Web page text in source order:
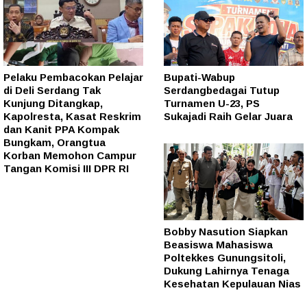
Pelaku Pembacokan Pelajar
di Deli Serdang Tak
Kunjung Ditangkap,
Kapolresta, Kasat Reskrim
dan Kanit PPA Kompak
Bungkam, Orangtua
Korban Memohon Campur
Tangan Komisi III DPR RI
Bupati-Wabup
Serdangbedagai Tutup
Turnamen U-23, PS
Sukajadi Raih Gelar Juara
Bobby Nasution Siapkan
Beasiswa Mahasiswa
Poltekkes Gunungsitoli,
Dukung Lahirnya Tenaga
Kesehatan Kepulauan Nias